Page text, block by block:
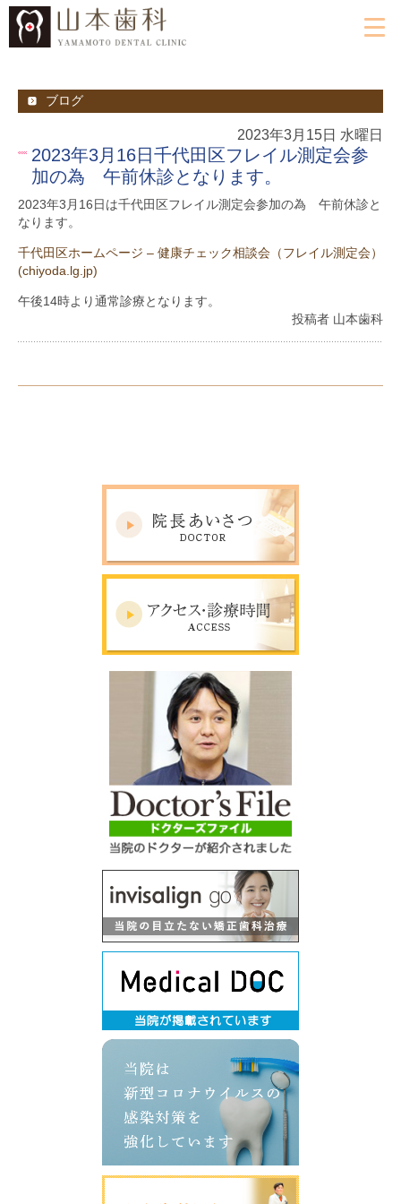
ブログ
2023年3月15日 水曜日
2023年3月16日千代田区フレイル測定会参
加の為 午前休診となります。
2023年3月16日は千代田区フレイル測定会参加の為 午前休診と
なります。
千代田区ホームページ – 健康チェック相談会（フレイル測定会）
(chiyoda.lg.jp)
午後14時より通常診療となります。
投稿者 山本歯科